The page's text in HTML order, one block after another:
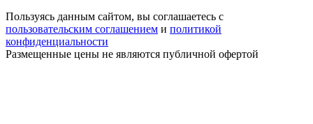
Пользуясь данным сайтом, вы соглашаетесь с
пользовательским соглашением и политикой
конфиденциальности
Размещенные цены не являются публичной офертой